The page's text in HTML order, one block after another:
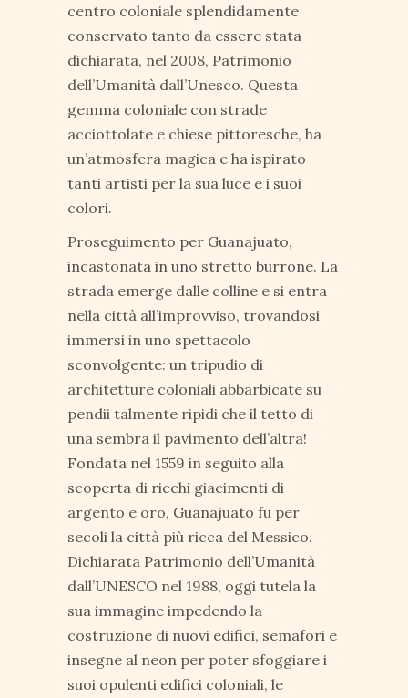
centro coloniale splendidamente
conservato tanto da essere stata
dichiarata, nel 2008, Patrimonio
dell’Umanità dall’Unesco. Questa
gemma coloniale con strade
acciottolate e chiese pittoresche, ha
un’atmosfera magica e ha ispirato
tanti artisti per la sua luce e i suoi
colori.
Proseguimento per Guanajuato,
incastonata in uno stretto burrone. La
strada emerge dalle colline e si entra
nella città all’improvviso, trovandosi
immersi in uno spettacolo
sconvolgente: un tripudio di
architetture coloniali abbarbicate su
pendii talmente ripidi che il tetto di
una sembra il pavimento dell’altra!
Fondata nel 1559 in seguito alla
scoperta di ricchi giacimenti di
argento e oro, Guanajuato fu per
secoli la città più ricca del Messico.
Dichiarata Patrimonio dell’Umanità
dall’UNESCO nel 1988, oggi tutela la
sua immagine impedendo la
costruzione di nuovi edifici, semafori e
insegne al neon per poter sfoggiare i
suoi opulenti edifici coloniali, le